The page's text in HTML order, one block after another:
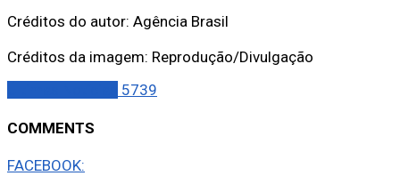
Créditos do autor: Agência Brasil
Créditos da imagem: Reprodução/Divulgação
5739
COMMENTS
FACEBOOK: